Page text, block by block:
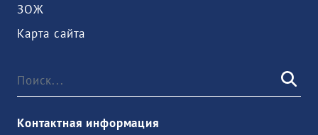
ЗОЖ
Карта сайта
Контактная информация